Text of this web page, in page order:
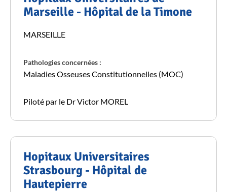
Marseille - Hôpital de la Timone
MARSEILLE
Pathologies concernées :
Maladies Osseuses Constitutionnelles (MOC)
Piloté par le Dr Victor MOREL
Hopitaux Universitaires
Strasbourg - Hôpital de
Hautepierre